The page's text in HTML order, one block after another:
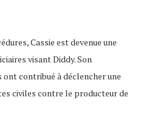
Cassie est devenue une
visant Diddy. Son
contribué à déclencher une
civiles contre le producteur de